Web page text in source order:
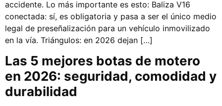
accidente. Lo más importante es esto: Baliza V16
conectada: sí, es obligatoria y pasa a ser el único medio
legal de preseñalización para un vehículo inmovilizado
en la vía. Triángulos: en 2026 dejan […]
Las 5 mejores botas de motero
en 2026: seguridad, comodidad y
durabilidad